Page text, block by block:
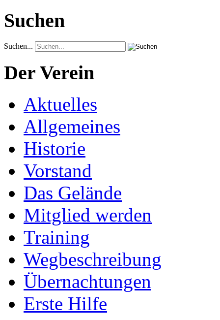
Suchen
Suchen...
Der Verein
Aktuelles
Allgemeines
Historie
Vorstand
Das Gelände
Mitglied werden
Training
Wegbeschreibung
Übernachtungen
Erste Hilfe